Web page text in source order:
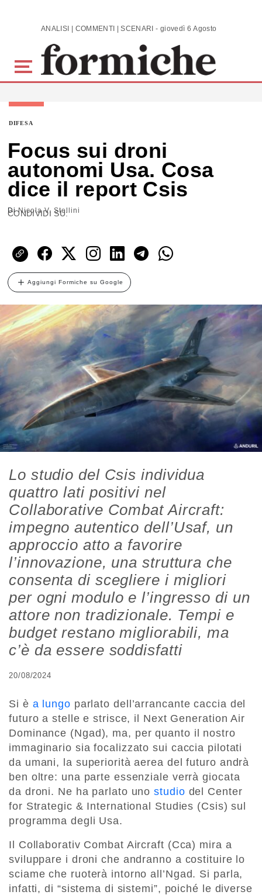
Skip to main content ANALISI | COMMENTI | SCENARI - giovedì 6 Agosto 2026
DIFESA
Focus sui droni
autonomi Usa. Cosa
dice il report Csis
DiNicola V. Stellini
CONDIVIDI SU:
Aggiungi Formiche su Google
Lo studio del Csis individua
quattro lati positivi nel
Collaborative Combat Aircraft:
impegno autentico dell’Usaf, un
approccio atto a favorire
l’innovazione, una struttura che
consenta di scegliere i migliori
per ogni modulo e l’ingresso di un
attore non tradizionale. Tempi e
budget restano migliorabili, ma
c’è da essere soddisfatti
20/08/2024
Si è a lungo parlato dell’arrancante caccia del
futuro a stelle e strisce, il Next Generation Air
Dominance (Ngad), ma, per quanto il nostro
immaginario sia focalizzato sui caccia pilotati
da umani, la superiorità aerea del futuro andrà
ben oltre: una parte essenziale verrà giocata
da droni. Ne ha parlato unostudio del Center
for Strategic & International Studies (Csis) sul
programma degli Usa.
Il Collaborativ Combat Aircraft (Cca) mira a
sviluppare i droni che andranno a costituire lo
sciame che ruoterà intorno all’Ngad. Si parla,
infatti, di “sistema di sistemi”, poiché le diverse